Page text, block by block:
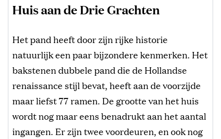
Huis aan de Drie Grachten
Het pand heeft door zijn rijke historie
natuurlijk een paar bijzondere kenmerken. Het
bakstenen dubbele pand die de Hollandse
renaissance stijl bevat, heeft aan de voorzijde
maar liefst 77 ramen. De grootte van het huis
wordt nog maar eens benadrukt aan het aantal
ingangen. Er zijn twee voordeuren, en ook nog